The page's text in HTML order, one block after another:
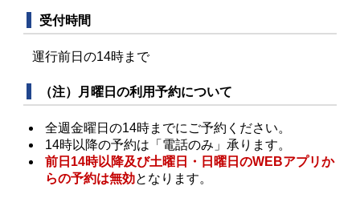
受付時間
運行前日の14時まで
（注）月曜日の利用予約について
全週金曜日の14時までにご予約ください。
14時以降の予約は「電話のみ」承ります。
前日14時以降及び土曜日・日曜日のWEBアプリか
らの予約は無効となります。